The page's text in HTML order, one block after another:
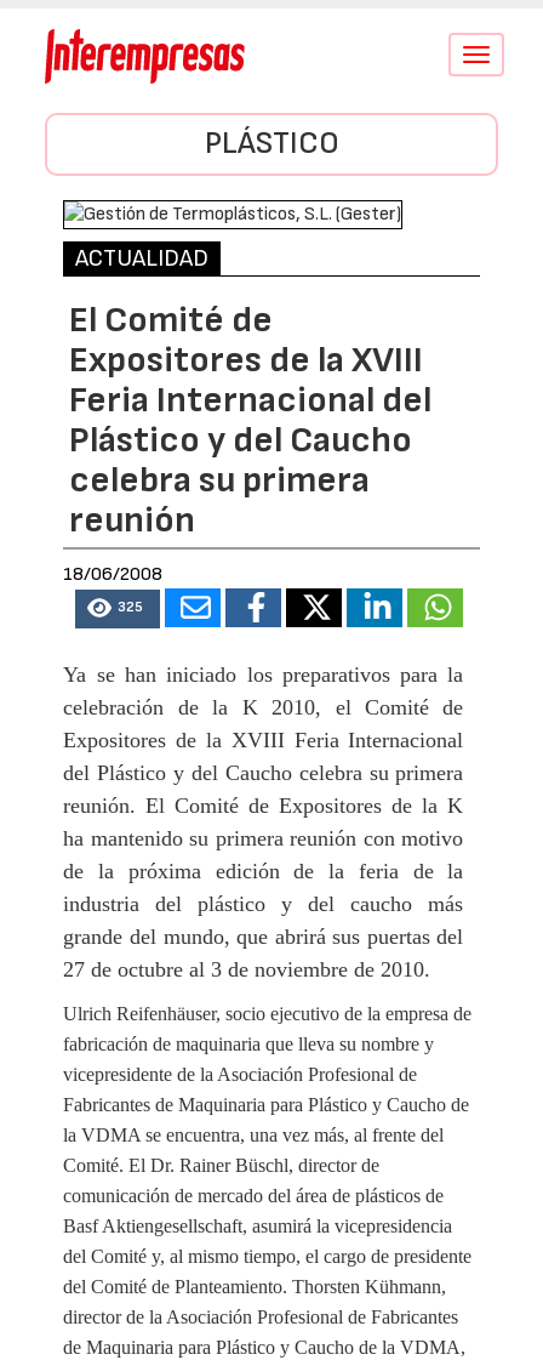
Conmutar
PLÁSTICO
ACTUALIDAD
El Comité de
Expositores de la XVIII
Feria Internacional del
Plástico y del Caucho
celebra su primera
reunión
18/06/2008
325
Ya se han iniciado los preparativos para la
celebración de la K 2010, el Comité de
Expositores de la XVIII Feria Internacional
del Plástico y del Caucho celebra su primera
reunión. El Comité de Expositores de la K
ha mantenido su primera reunión con motivo
de la próxima edición de la feria de la
industria del plástico y del caucho más
grande del mundo, que abrirá sus puertas del
27 de octubre al 3 de noviembre de 2010.
Ulrich Reifenhäuser, socio ejecutivo de la empresa de
fabricación de maquinaria que lleva su nombre y
vicepresidente de la Asociación Profesional de
Fabricantes de Maquinaria para Plástico y Caucho de
la VDMA se encuentra, una vez más, al frente del
Comité. El Dr. Rainer Büschl, director de
comunicación de mercado del área de plásticos de
Basf Aktiengesellschaft, asumirá la vicepresidencia
del Comité y, al mismo tiempo, el cargo de presidente
del Comité de Planteamiento. Thorsten Kühmann,
director de la Asociación Profesional de Fabricantes
de Maquinaria para Plástico y Caucho de la VDMA,